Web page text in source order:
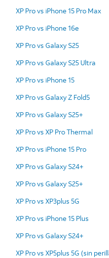
XP Pro vs iPhone 15 Pro Max
XP Pro vs iPhone 16e
XP Pro vs Galaxy S25
XP Pro vs Galaxy S25 Ultra
XP Pro vs iPhone 15
XP Pro vs Galaxy Z Fold5
XP Pro vs Galaxy S25+
XP Pro vs XP Pro Thermal
XP Pro vs iPhone 15 Pro
XP Pro vs Galaxy S24+
XP Pro vs Galaxy S25+
XP Pro vs XP3plus 5G
XP Pro vs iPhone 15 Plus
XP Pro vs Galaxy S24+
XP Pro vs XP5plus 5G (sin